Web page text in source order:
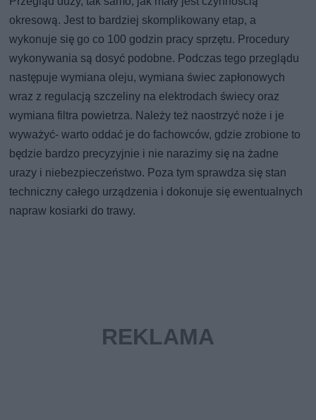
okresową. Jest to bardziej skomplikowany etap, a
wykonuje się go co 100 godzin pracy sprzętu. Procedury
wykonywania są dosyć podobne. Podczas tego przeglądu
następuje wymiana oleju, wymiana świec zapłonowych
wraz z regulacją szczeliny na elektrodach świecy oraz
wymiana filtra powietrza. Należy też naostrzyć noże i je
wyważyć- warto oddać je do fachowców, gdzie zrobione to
będzie bardzo precyzyjnie i nie narazimy się na żadne
urazy i niebezpieczeństwo. Poza tym sprawdza się stan
techniczny całego urządzenia i dokonuje się ewentualnych
napraw kosiarki do trawy.